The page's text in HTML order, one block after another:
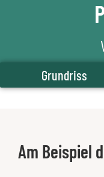
Grundriss
Am Beispiel